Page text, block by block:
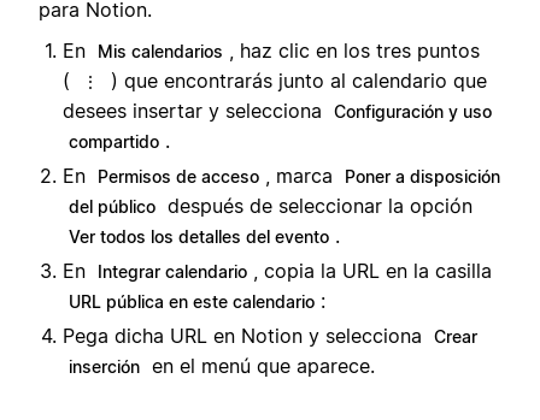
para Notion.
En
Mis calendarios , haz clic en los tres puntos
(
⋮
) que encontrarás junto al calendario que
desees insertar y selecciona
Configuración y uso
compartido .
En
Permisos de acceso , marca
Poner a disposición
del público después de seleccionar la opción
Ver todos los detalles del evento .
En
Integrar calendario , copia la URL en la casilla
URL pública en este calendario :
Pega dicha URL en Notion y selecciona
Crear
inserción en el menú que aparece.